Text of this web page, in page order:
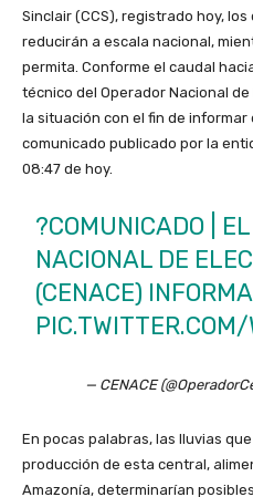
Sinclair (CCS), registrado hoy,
reducirán a escala nacional,
permita. Conforme el caudal
técnico del Operador Nacional
la situación con el fin de informar
comunicado publicado por la
08:47 de hoy.
?COMUNICADO |
NACIONAL DE
(CENACE) INFORMA
— CENACE
En pocas palabras, las lluvias
producción de esta central,
Amazonía, determinarían